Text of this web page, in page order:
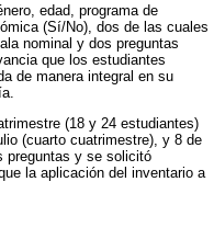
edad, programa de
(Sí/No), dos de las cuales
nominal y dos preguntas
que los estudiantes
de manera integral en su
(18 y 24 estudiantes)
(cuarto cuatrimestre), y 8 de
preguntas y se solicitó
la aplicación del inventario a